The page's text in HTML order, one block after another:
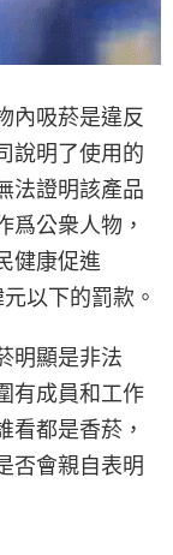
內吸菸是違反
說明了使用的
法證明該產品
爲公衆人物，
健康促進
以下的罰款。
明顯是非法
有成員和工作
看都是香菸，
否會親自表明